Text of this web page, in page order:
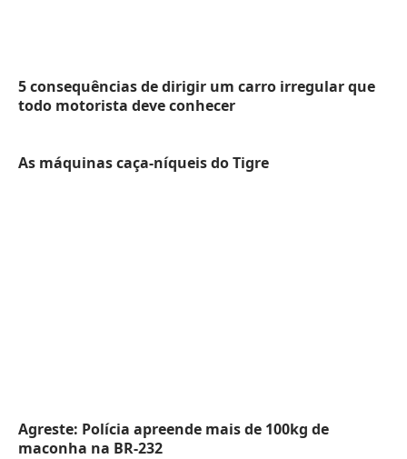
5 consequências de dirigir um carro irregular que
todo motorista deve conhecer
As máquinas caça-níqueis do Tigre
Agreste: Polícia apreende mais de 100kg de
maconha na BR-232